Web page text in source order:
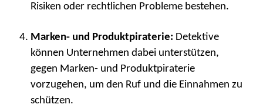
Risiken oder rechtlichen Probleme bestehen.
Marken- und Produktpiraterie: Detektive
können Unternehmen dabei unterstützen,
gegen Marken- und Produktpiraterie
vorzugehen, um den Ruf und die Einnahmen zu
schützen.